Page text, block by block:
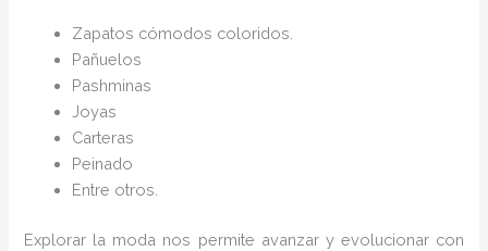
Zapatos cómodos coloridos.
Pañuelos
Pashminas
Joyas
Carteras
Peinado
Entre otros.
Explorar la moda nos permite avanzar y evolucionar con